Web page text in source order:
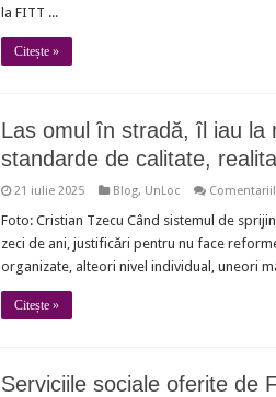
la FITT ...
Citește »
Las omul în stradă, îl iau la
standarde de calitate,
21 iulie 2025 Blog, UnLoc
Foto: Cristian Tzecu Când sistemul de
zeci de ani, justificări pentru nu face
organizate, alteori nivel individual, uneori
Citește »
Serviciile sociale oferite de